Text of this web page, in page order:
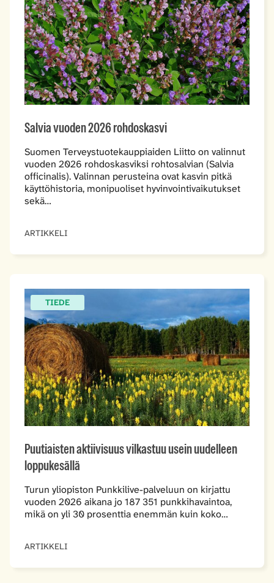
Salvia vuoden 2026 rohdoskasvi
Suomen Terveystuotekauppiaiden Liitto on valinnut
vuoden 2026 rohdoskasviksi rohtosalvian (Salvia
officinalis). Valinnan perusteina ovat kasvin pitkä
käyttöhistoria, monipuoliset hyvinvointivaikutukset
sekä…
ARTIKKELI
TIEDE
Puutiaisten aktiivisuus vilkastuu usein uudelleen
loppukesällä
Turun yliopiston Punkkilive-palveluun on kirjattu
vuoden 2026 aikana jo 187 351 punkkihavaintoa,
mikä on yli 30 prosenttia enemmän kuin koko…
ARTIKKELI